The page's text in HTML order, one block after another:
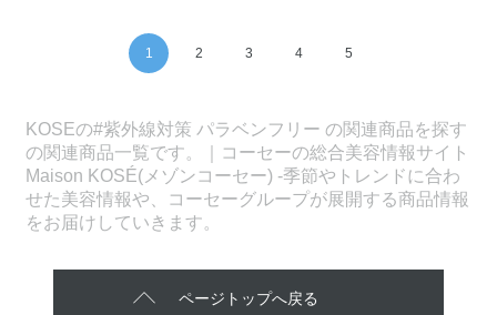
1 2 3 4 5
KOSEの#紫外線対策 パラベンフリー の関連商品を探す
の関連商品一覧です。｜コーセーの総合美容情報サイト
Maison KOSÉ(メゾンコーセー) -季節やトレンドに合わ
せた美容情報や、コーセーグループが展開する商品情報
をお届けしていきます。
ページトップへ戻る